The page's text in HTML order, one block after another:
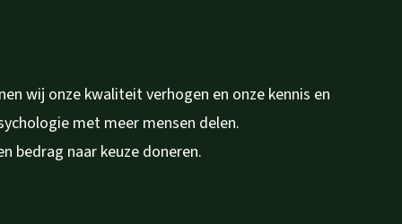
wij onze kwaliteit verhogen en onze kennis en
met meer mensen delen.
bedrag naar keuze doneren.